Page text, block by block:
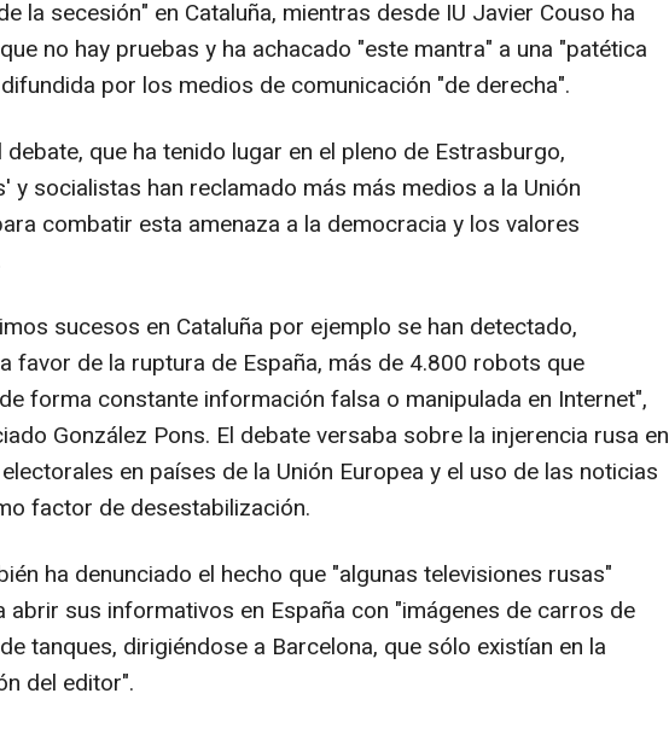
la secesión" en Cataluña, mientras desde IU Javier Couso ha
no hay pruebas y ha achacado "este mantra" a una "patética
por los medios de comunicación "de derecha".
debate, que ha tenido lugar en el pleno de Estrasburgo,
y socialistas han reclamado más más medios a la Unión
combatir esta amenaza a la democracia y los valores
sucesos en Cataluña por ejemplo se han detectado,
favor de la ruptura de España, más de 4.800 robots que
forma constante información falsa o manipulada en Internet",
González Pons. El debate versaba sobre la injerencia rusa en
en países de la Unión Europea y el uso de las noticias
factor de desestabilización.
ha denunciado el hecho que "algunas televisiones rusas"
abrir sus informativos en España con "imágenes de carros de
tanques, dirigiéndose a Barcelona, que sólo existían en la
del editor".